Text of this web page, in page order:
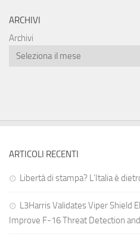
ARCHIVI
Archivi
ARTICOLI RECENTI
Libertà di stampa? L’Italia è
L3Harris Validates Viper Shield
Improve F-16 Threat Detection